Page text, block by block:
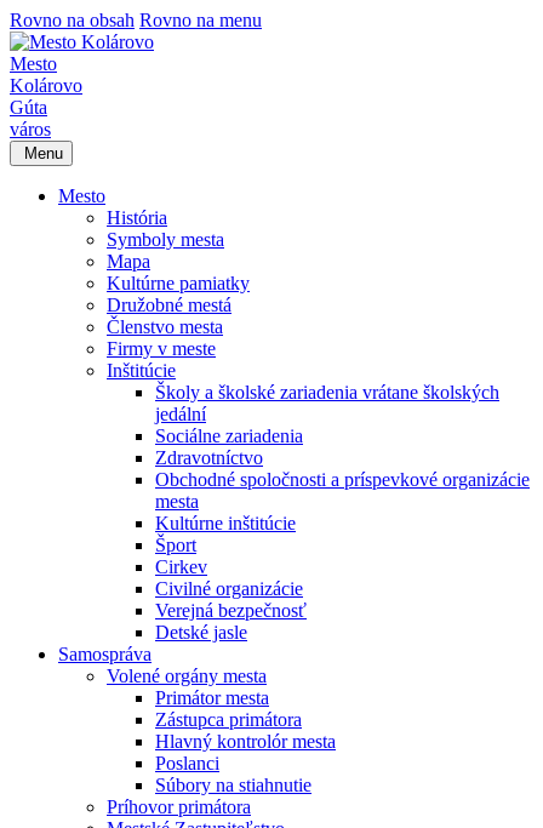
Rovno na obsah Rovno na menu
Mesto
Kolárovo
Gúta
város
Menu
Mesto
História
Symboly mesta
Mapa
Kultúrne pamiatky
Družobné mestá
Členstvo mesta
Firmy v meste
Inštitúcie
Školy a školské zariadenia vrátane školských
jedální
Sociálne zariadenia
Zdravotníctvo
Obchodné spoločnosti a príspevkové organizácie
mesta
Kultúrne inštitúcie
Šport
Cirkev
Civilné organizácie
Verejná bezpečnosť
Detské jasle
Samospráva
Volené orgány mesta
Primátor mesta
Zástupca primátora
Hlavný kontrolór mesta
Poslanci
Súbory na stiahnutie
Príhovor primátora